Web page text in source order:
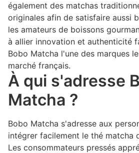
également des matchas
originales afin de satisfaire aussi
les amateurs de boissons
à allier innovation et authenticité
Bobo Matcha l'une des marques
marché français.
À qui s'adresse
Matcha ?
Bobo Matcha s'adresse aux
intégrer facilement le thé matcha
Les consommateurs pressés